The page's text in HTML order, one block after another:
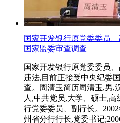
国家开发银行原党委委员
国家监委审查调查
国家开发银行原党委委员
违法,目前正接受中央纪委
查。周清玉简历周清玉,男,
人,中共党员,大学、硕士,
行党委委员、副行长。
州省分行行长,党委书记